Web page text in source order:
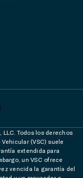
Todos los derechos
(VSC) suele
extendida para
un VSC ofrece
vencida la garantía del